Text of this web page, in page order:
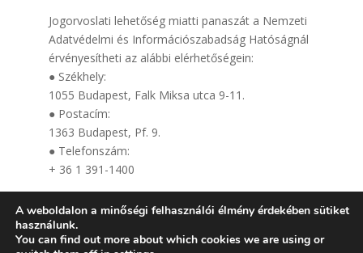
Jogorvoslati lehetőség miatti panaszát a Nemzeti
Adatvédelmi és Információszabadság Hatóságnál
érvényesítheti az alábbi elérhetőségein:
● Székhely:
1055 Budapest, Falk Miksa utca 9-11.
● Postacím:
1363 Budapest, Pf. 9.
● Telefonszám:
+ 36 1 391-1400
ugyfelszolgalat@naih.hu
A weboldalon a minőségi felhasználói élmény érdekében sütiket
használunk.
You can find out more about which cookies we are using or